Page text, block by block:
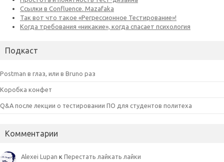
Подкаст
Postman в глаз, или в Bruno раз
Коробка конфет
Q&A после лекции о тестировании ПО для студентов политеха
Комментарии
Alexei Lupan кПерестать лайкать лайки